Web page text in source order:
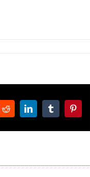
RedditLinkedInTumblr